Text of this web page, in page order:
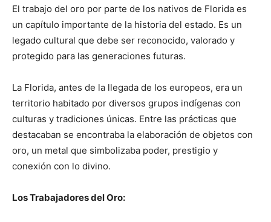
El trabajo del oro por parte de los nativos de Florida es
un capítulo importante de la historia del estado. Es un
legado cultural que debe ser reconocido, valorado y
protegido para las generaciones futuras.
La Florida, antes de la llegada de los europeos, era un
territorio habitado por diversos grupos indígenas con
culturas y tradiciones únicas. Entre las prácticas que
destacaban se encontraba la elaboración de objetos con
oro, un metal que simbolizaba poder, prestigio y
conexión con lo divino.
Los Trabajadores del Oro: